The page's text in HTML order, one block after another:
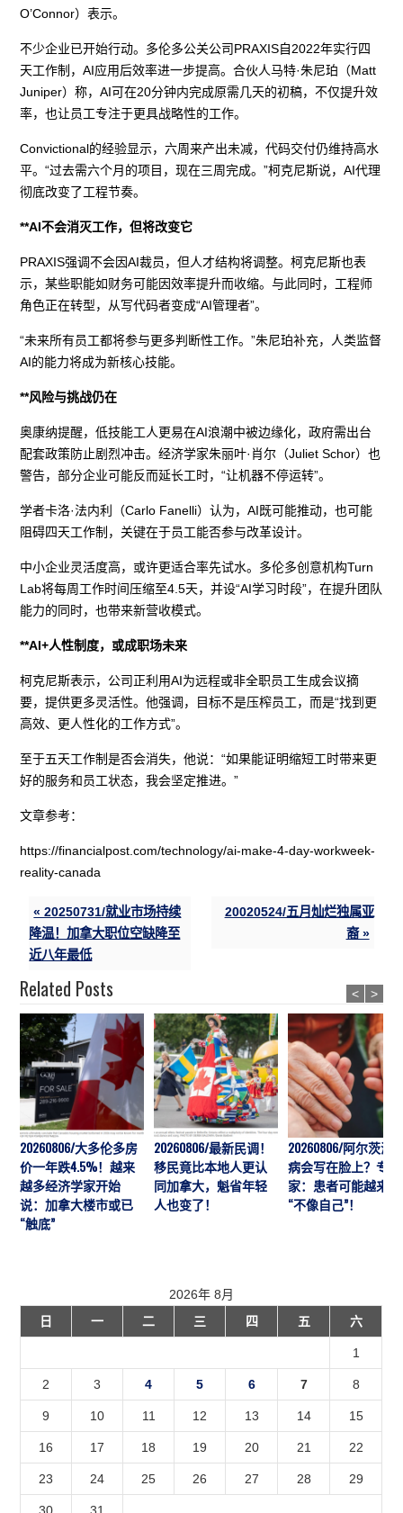
O’Connor）表示。
不少企业已开始行动。多伦多公关公司PRAXIS自2022年实行四
天工作制，AI应用后效率进一步提高。合伙人马特·朱尼珀（Matt
Juniper）称，AI可在20分钟内完成原需几天的初稿，不仅提升效
率，也让员工专注于更具战略性的工作。
Convictional的经验显示，六周来产出未减，代码交付仍维持高水
平。“过去需六个月的项目，现在三周完成。”柯克尼斯说，AI代理
彻底改变了工程节奏。
**AI不会消灭工作，但将改变它
PRAXIS强调不会因AI裁员，但人才结构将调整。柯克尼斯也表
示，某些职能如财务可能因效率提升而收缩。与此同时，工程师
角色正在转型，从写代码者变成“AI管理者”。
“未来所有员工都将参与更多判断性工作。”朱尼珀补充，人类监督
AI的能力将成为新核心技能。
**风险与挑战仍在
奥康纳提醒，低技能工人更易在AI浪潮中被边缘化，政府需出台
配套政策防止剧烈冲击。经济学家朱丽叶·肖尔（Juliet Schor）也
警告，部分企业可能反而延长工时，“让机器不停运转”。
学者卡洛·法内利（Carlo Fanelli）认为，AI既可能推动，也可能
阻碍四天工作制，关键在于员工能否参与改革设计。
中小企业灵活度高，或许更适合率先试水。多伦多创意机构Turn
Lab将每周工作时间压缩至4.5天，并设“AI学习时段”，在提升团队
能力的同时，也带来新营收模式。
**AI+人性制度，或成职场未来
柯克尼斯表示，公司正利用AI为远程或非全职员工生成会议摘
要，提供更多灵活性。他强调，目标不是压榨员工，而是“找到更
高效、更人性化的工作方式”。
至于五天工作制是否会消失，他说：“如果能证明缩短工时带来更
好的服务和员工状态，我会坚定推进。”
文章参考：
https://financialpost.com/technology/ai-make-4-day-workweek-
reality-canada
« 20250731/就业市场持续
降温！加拿大职位空缺降至
近八年最低
20020524/五月灿烂独属亚
裔 »
Related Posts
20260806/大多伦多房
价一年跌4.5%！越来
越多经济学家开始
说：加拿大楼市或已
“触底”
20260806/最新民调！
移民竟比本地人更认
同加拿大，魁省年轻
人也变了！
20260806/阿尔茨海
病会写在脸上？专
家：患者可能越来越
“不像自己”！
< >
2026年 8月
日
一 二 三 四 五 六
1
2 3 4 5 6 7 8
9 10 11 12 13 14 15
16 17 18 19 20 21 22
23 24 25 26 27 28 29
30 31